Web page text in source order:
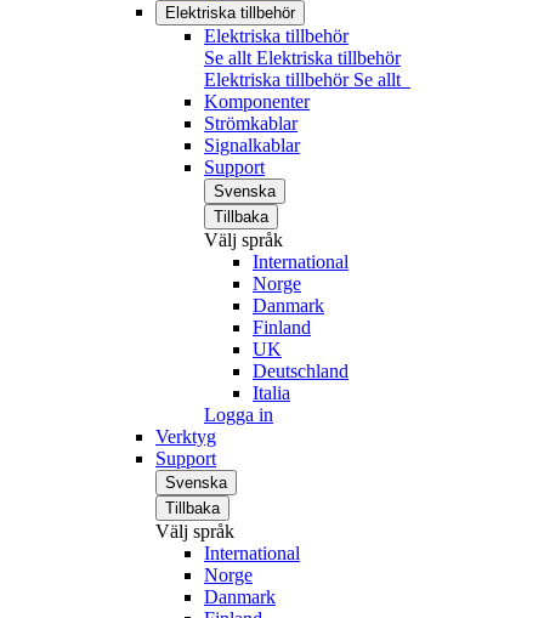
Elektriska tillbehör
Elektriska tillbehör
Se allt Elektriska tillbehör
Elektriska tillbehör Se allt
Komponenter
Strömkablar
Signalkablar
Support
Svenska
Tillbaka
Välj språk
International
Norge
Danmark
Finland
UK
Deutschland
Italia
Logga in
Verktyg
Support
Svenska
Tillbaka
Välj språk
International
Norge
Danmark